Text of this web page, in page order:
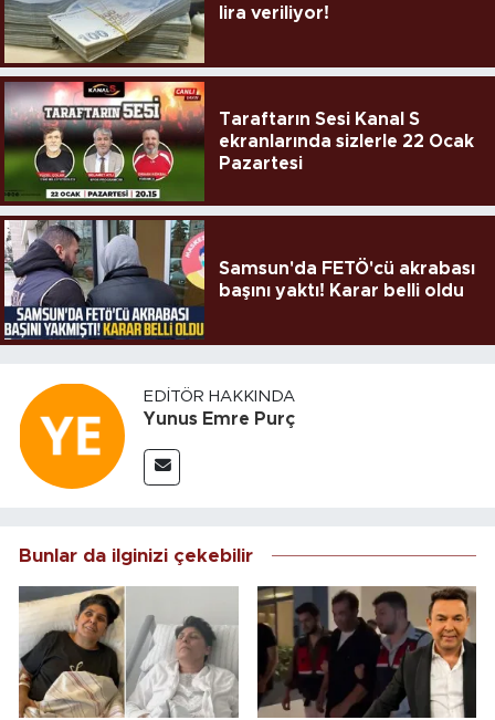
lira veriliyor!
Taraftarın Sesi Kanal S
ekranlarında sizlerle 22 Ocak
Pazartesi
Samsun'da FETÖ'cü akrabası
başını yaktı! Karar belli oldu
EDITÖR HAKKINDA
Yunus Emre Purç
Bunlar da ilginizi çekebilir